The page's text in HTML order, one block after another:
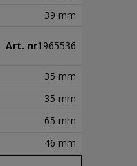
39 mm
Art. nr1965536
35 mm
35 mm
65 mm
46 mm